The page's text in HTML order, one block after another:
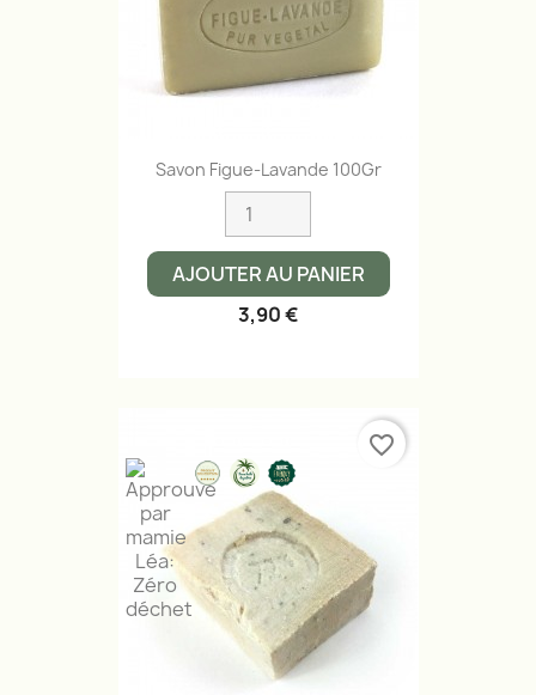
Savon Figue-Lavande 100Gr
AJOUTER AU PANIER
3,90 €
favorite_border